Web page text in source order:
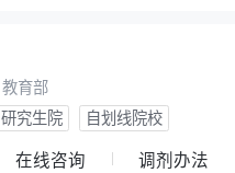
教育部
研究生院 自划线院校
在线咨询 调剂办法